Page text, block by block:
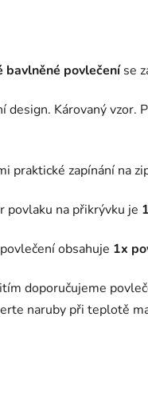
bavlněné povlečeníse
Károvaný vzor.
praktické zapínání na
povlaku na přikrývku je
obsahuje 1x
doporučujeme
naruby při teplotě